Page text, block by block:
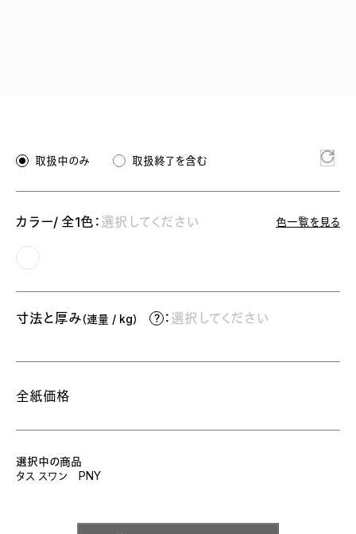
取扱中のみ 取扱終了を含む
カラー/ 全1色： 選択してください 色一覧を見る
寸法と厚み（連量 / kg） ： 選択してください
全紙価格
選択中の商品
タス スワン PNY